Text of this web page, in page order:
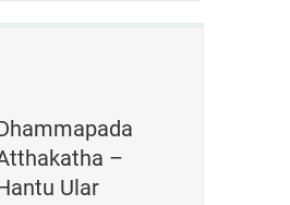
–
Ular